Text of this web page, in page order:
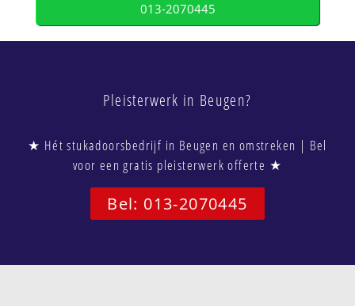
013-2070445
Pleisterwerk in Beugen?
★ Hét stukadoorsbedrijf in Beugen en omstreken | Bel
voor een gratis pleisterwerk offerte ★
Bel: 013-2070445